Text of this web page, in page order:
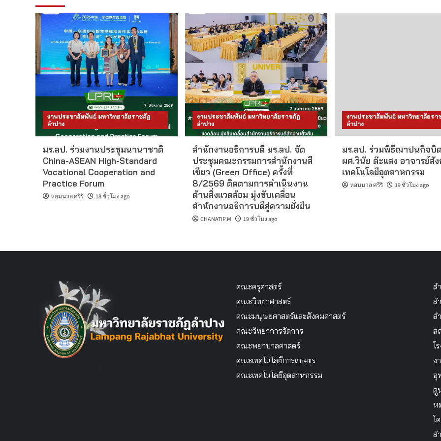
งานประชาสัมพันธ์ มหาวิทยาลัยราชภัฏ
ลำปาง
มร.ลป. ร่วมงานประชุมนานาชาติ
China-ASEAN High-Standard
Vocational Cooperation and
Practice Forum
หอมนวล ศรีริ 18 ชั่วโมง ago
งานประชาสัมพันธ์ มหาวิทยาลัยราชภัฏ
ลำปาง
สำนักงานอธิการบดี มร.ลป. จัด
ประชุมคณะกรรมการสำนักงานสี
เขียว (Green Office) ครั้งที่
8/2569 ติดตามการดำเนินงาน
ด้านสิ่งแวดล้อม มุ่งขับเคลื่อน
สำนักงานอธิการบดีสู่ความยั่งยืน
CHANATIP.M 19 ชั่วโมง ago
งานประชาสัมพันธ์ มหาวิทยาลัยรา
ลำปาง
มร.ลป. ร่วมพิธีฌาปนกิจบิ
ผศ.วินัย ต๊ะแสง อาจารย์สั
เทคโนโลยีอุตสาหกรรม
หอมนวล ศรีริ 19 ชั่วโมง ago
คณะครุศาสตร์
คณะวิทยาศาสตร์
คณะมนุษยศาสตร์และสังคมศาสตร์
คณะวิทยาการจัดการ
คณะพยาบาลศาสตร์
คณะเทคโนโลยีการเกษตร
คณะเทคโนโลยีอุตสาหกรรม
ส
ส
ส
ส
โ
ง
อุ
ศู
ห
โ
ส